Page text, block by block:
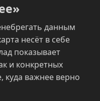
данным
несёт в себе
показывает
и конкретных
важнее верно